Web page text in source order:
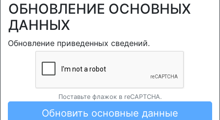
ОБНОВЛЕНИЕ ОСНОВНЫХ
ДАННЫХ
Обновление приведенных сведений.
Поставьте флажок в reCAPTCHA.
Обновить основные данные